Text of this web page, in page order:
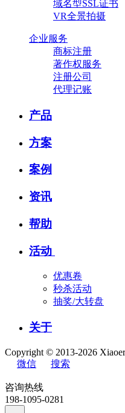
域名型SSL证书
VR全景拍摄
企业服务
商标注册
著作权服务
注册公司
代理记账
产品
方案
案例
资讯
帮助
活动
优惠卷
秒杀活动
抽奖/大转盘
关于
Copyright © 2013-2026
微信
搜索
咨询热线
198-1095-0281